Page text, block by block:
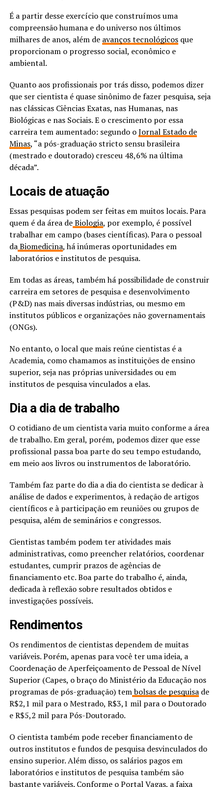
É a partir desse exercício que construímos uma
compreensão humana e do universo nos últimos
milhares de anos, além de avanços tecnológicosque
proporcionam o progresso social, econômico e
ambiental.
Quanto aos profissionais por trás disso, podemos dizer
que ser cientista é quase sinônimo de fazer pesquisa, seja
nas clássicas Ciências Exatas, nas Humanas, nas
Biológicas e nas Sociais. E o crescimento por essa
carreira tem aumentado: segundo oJornal Estado de
Minas, “a pós-graduação stricto sensu brasileira
(mestrado e doutorado) cresceu 48,6% na última
década”.
Locais de atuação
Essas pesquisas podem ser feitas em muitos locais. Para
quem é da área deBiologia, por exemplo, é possível
trabalhar em campo (bases científicas). Para o pessoal
daBiomedicina, há inúmeras oportunidades em
laboratórios e institutos de pesquisa.
Em todas as áreas, também há possibilidade de construir
carreira em setores de pesquisa e desenvolvimento
(P&D) nas mais diversas indústrias, ou mesmo em
institutos públicos e organizações não governamentais
(ONGs).
No entanto, o local que mais reúne cientistas é a
Academia, como chamamos as instituições de ensino
superior, seja nas próprias universidades ou em
institutos de pesquisa vinculados a elas.
Dia a dia de trabalho
O cotidiano de um cientista varia muito conforme a área
de trabalho. Em geral, porém, podemos dizer que esse
profissional passa boa parte do seu tempo estudando,
em meio aos livros ou instrumentos de laboratório.
Também faz parte do dia a dia do cientista se dedicar à
análise de dados e experimentos, à redação de artigos
científicos e à participação em reuniões ou grupos de
pesquisa, além de seminários e congressos.
Cientistas também podem ter atividades mais
administrativas, como preencher relatórios, coordenar
estudantes, cumprir prazos de agências de
financiamento etc. Boa parte do trabalho é, ainda,
dedicada à reflexão sobre resultados obtidos e
investigações possíveis.
Rendimentos
Os rendimentos de cientistas dependem de muitas
variáveis. Porém, apenas para você ter uma ideia, a
Coordenação de Aperfeiçoamento de Pessoal de Nível
Superior (Capes, o braço do Ministério da Educação nos
programas de pós-graduação) tembolsas de pesquisade
R$2,1 mil para o Mestrado, R$3,1 mil para o Doutorado
e R$5,2 mil para Pós-Doutorado.
O cientista também pode receber financiamento de
outros institutos e fundos de pesquisa desvinculados do
ensino superior. Além disso, os salários pagos em
laboratórios e institutos de pesquisa também são
bastante variáveis. Conforme oPortal Vagas, a faixa